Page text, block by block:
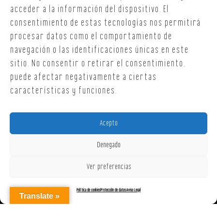
acceder a la información del dispositivo. El
consentimiento de estas tecnologías nos permitirá
procesar datos como el comportamiento de
navegación o las identificaciones únicas en este
sitio. No consentir o retirar el consentimiento,
puede afectar negativamente a ciertas
características y funciones.
Acepto
Denegado
Ver preferencias
Política de cookiesProtección de datosAviso Legal
T. +34 654 30 90 36
Translate »